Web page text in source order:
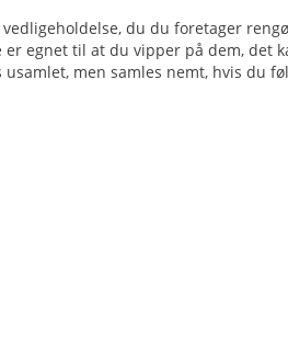
du du foretager
egnet til at du vipper på dem, det
men samles nemt, hvis du